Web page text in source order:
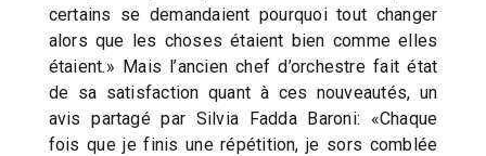
certains se demandaient pourquoi tout changer
alors que les choses étaient bien comme elles
étaient.» Mais l’ancien chef d’orchestre fait état
de sa satisfaction quant à ces nouveautés, un
avis partagé par Silvia Fadda Baroni: «Chaque
fois que je finis une répétition, je sors comblée